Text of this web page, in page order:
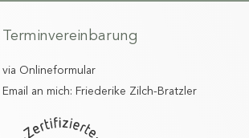
Terminvereinbarung
via Onlineformular
Email an mich: Friederike Zilch-Bratzler